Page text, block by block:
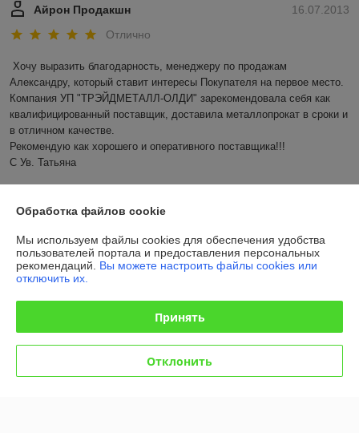
16.07.2013
Айрон Продакшн
Отлично
Хочу выразить благодарность, менеджеру по продажам
Александру, который ставит интересы Покупателя на первое место.
Компания УП "ТРЭЙДМЕТАЛЛ-ОЛДИ" зарекомендовала себя как
квалифицированный поставщик, доставила металлопрокат в сроки и
в отличном качестве.
Рекомендую как хорошего и оперативного поставщика!!!
С Ув. Татьяна
О нас
Контакты
Обработка файлов cookie
Мы используем файлы cookies для обеспечения удобства
пользователей портала и предоставления персональных
рекомендаций. Вы можете настроить файлы cookies или
отключить их.
Принять
Отклонить